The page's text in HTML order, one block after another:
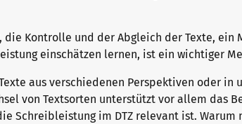
Kontrolle und der Abgleich der Texte, ein
einschätzen lernen, ist ein wichtiger
aus verschiedenen Perspektiven oder
von Textsorten unterstützt vor allem das
Schreibleistung im DTZ relevant ist. Warum